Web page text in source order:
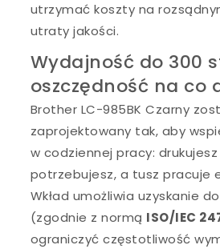
utrzymać koszty na
utraty jakości.
Wydajność do 300
oszczędność na co
Brother LC-985BK Czarny
zaprojektowany tak, aby
w codziennej pracy:
potrzebujesz, a tusz pracuje
Wkład umożliwia uzyskanie do
(zgodnie z normą ISO/IEC
ograniczyć częstotliwość